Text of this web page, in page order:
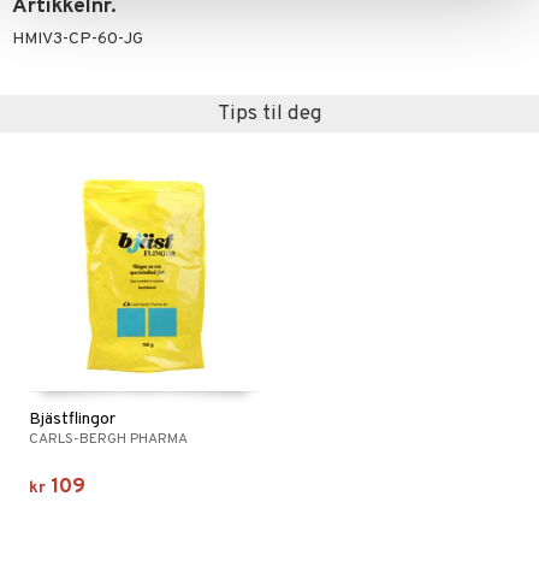
Artikkelnr.
HMIV3-CP-60-JG
Tips til deg
Bjästflingor
CARLS-BERGH PHARMA
kr 109